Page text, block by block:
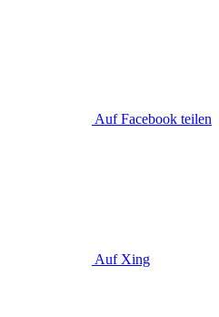
Auf Facebook teilen
Auf Xing